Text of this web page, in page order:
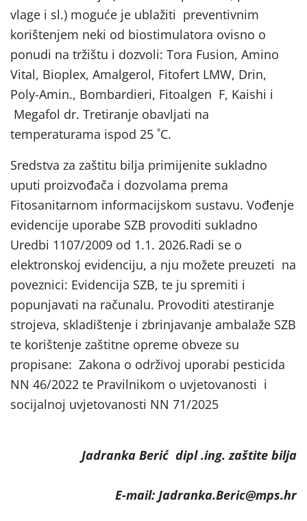
vlage i sl.) moguće je ublažiti preventivnim
korištenjem neki od biostimulatora ovisno o
ponudi na tržištu i dozvoli: Tora Fusion, Amino
Vital, Bioplex, Amalgerol, Fitofert LMW, Drin,
Poly-Amin., Bombardieri, Fitoalgen F, Kaishi i
Megafol dr. Tretiranje obavljati na
temperaturama ispod 25 ˚C.
Sredstva za zaštitu bilja primijenite sukladno
uputi proizvođača i dozvolama prema
Fitosanitarnom informacijskom sustavu. Vođenje
evidencije uporabe SZB provoditi sukladno
Uredbi 1107/2009 od 1.1. 2026.Radi se o
elektronskoj evidenciju, a nju možete preuzeti na
poveznici: Evidencija SZB, te ju spremiti i
popunjavati na računalu. Provoditi atestiranje
strojeva, skladištenje i zbrinjavanje ambalaže SZB
te korištenje zaštitne opreme obveze su
propisane: Zakona o održivoj uporabi pesticida
NN 46/2022 te Pravilnikom o uvjetovanosti i
socijalnoj uvjetovanosti NN 71/2025
Jadranka Berić dipl .ing. zaštite bilja
E-mail: Jadranka.Beric@mps.hr